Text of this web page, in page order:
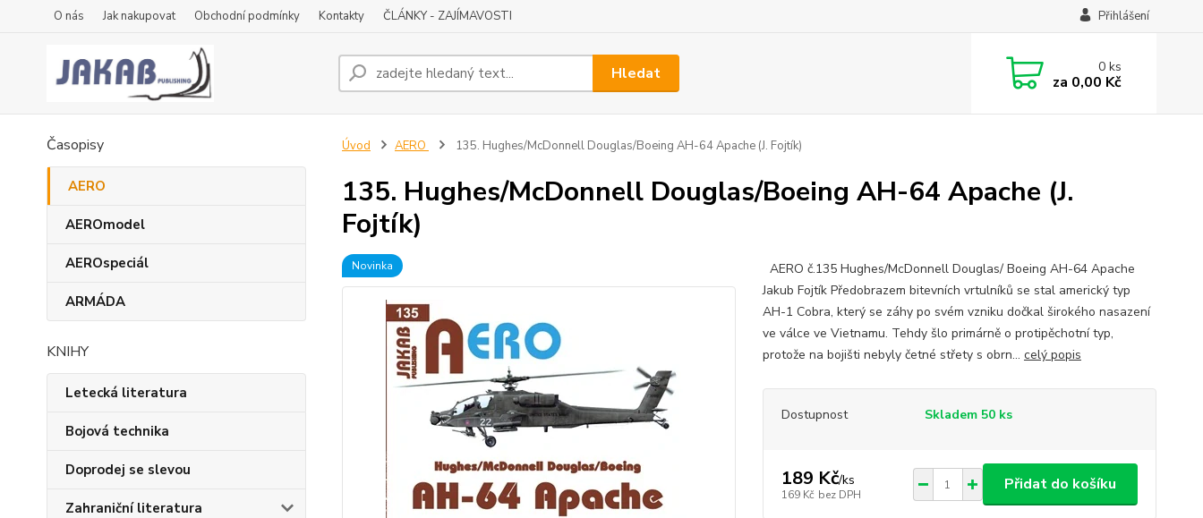
O nás Jak nakupovat Obchodní podmínky Kontakty ČLÁNKY - ZAJÍMAVOSTI Přihlášení
Hledat 0ks
za 0,00 Kč
Časopisy
AERO
AEROmodel
AEROspeciál
ARMÁDA
KNIHY
Letecká literatura
Bojová technika
Doprodej se slevou
Zahraniční literatura
Úvod AERO 135. Hughes/McDonnell Douglas/Boeing AH-64 Apache (J. Fojtík)
135. Hughes/McDonnell Douglas/Boeing AH-64 Apache (J.
Fojtík)
Novinka
AERO č.135 Hughes/McDonnell Douglas/ Boeing AH-64 Apache
Jakub Fojtík Předobrazem bitevních vrtulníků se stal americký typ
AH-1 Cobra, který se záhy po svém vzniku dočkal širokého nasazení
ve válce ve Vietnamu. Tehdy šlo primárně o protipěchotní typ,
protože na bojišti nebyly četné střety s obrn... celý popis
Dostupnost Skladem 50 ks
189 Kč/ks
169 Kč bez DPH
Přidat do košíku